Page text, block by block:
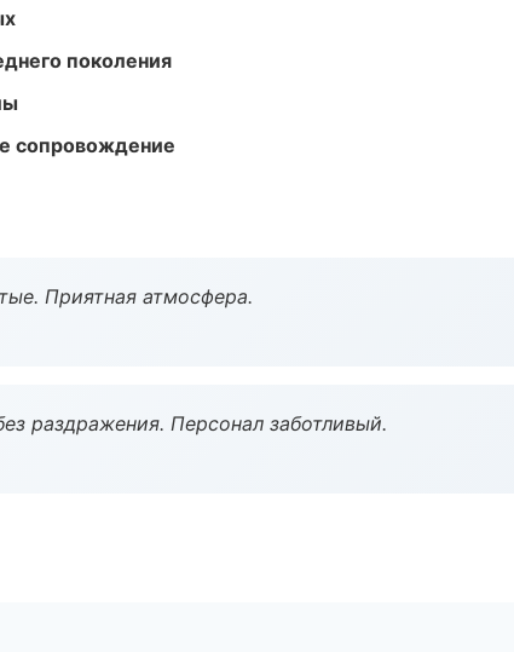
поколения
сопровождение
Приятная атмосфера.
раздражения. Персонал заботливый.